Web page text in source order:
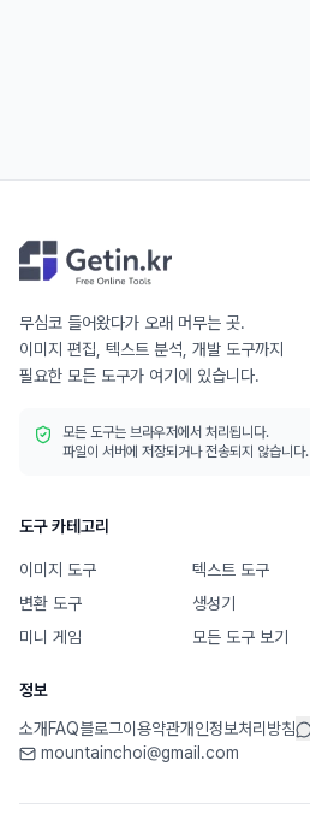
무심코 들어왔다가 오래 머무는 곳.
이미지 편집, 텍스트 분석, 개발 도구까지
필요한 모든 도구가 여기에 있습니다.
모든 도구는 브라우저에서 처리됩니다.
파일이 서버에 저장되거나 전송되지 않습니다.
도구 카테고리
이미지 도구 텍스트 도구
변환 도구
생성기
미니 게임
모든 도구 보기
정보
소개 FAQ블로그이용약관개인정보처리방침
mountainchoi@gmail.com